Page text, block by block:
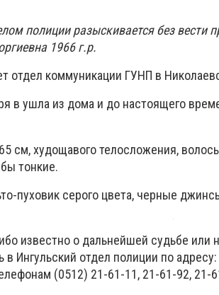
полиции разыскивается без вести
1966 г.р.
отдел коммуникации ГУНП в
в ушла из дома и до настоящего
см, худощавого телосложения,
тонкие.
пуховик серого цвета, черные
известно о дальнейшей судьбе
в Ингульский отдел полиции по
(0512) 21-61-11, 21-61-92, 21-